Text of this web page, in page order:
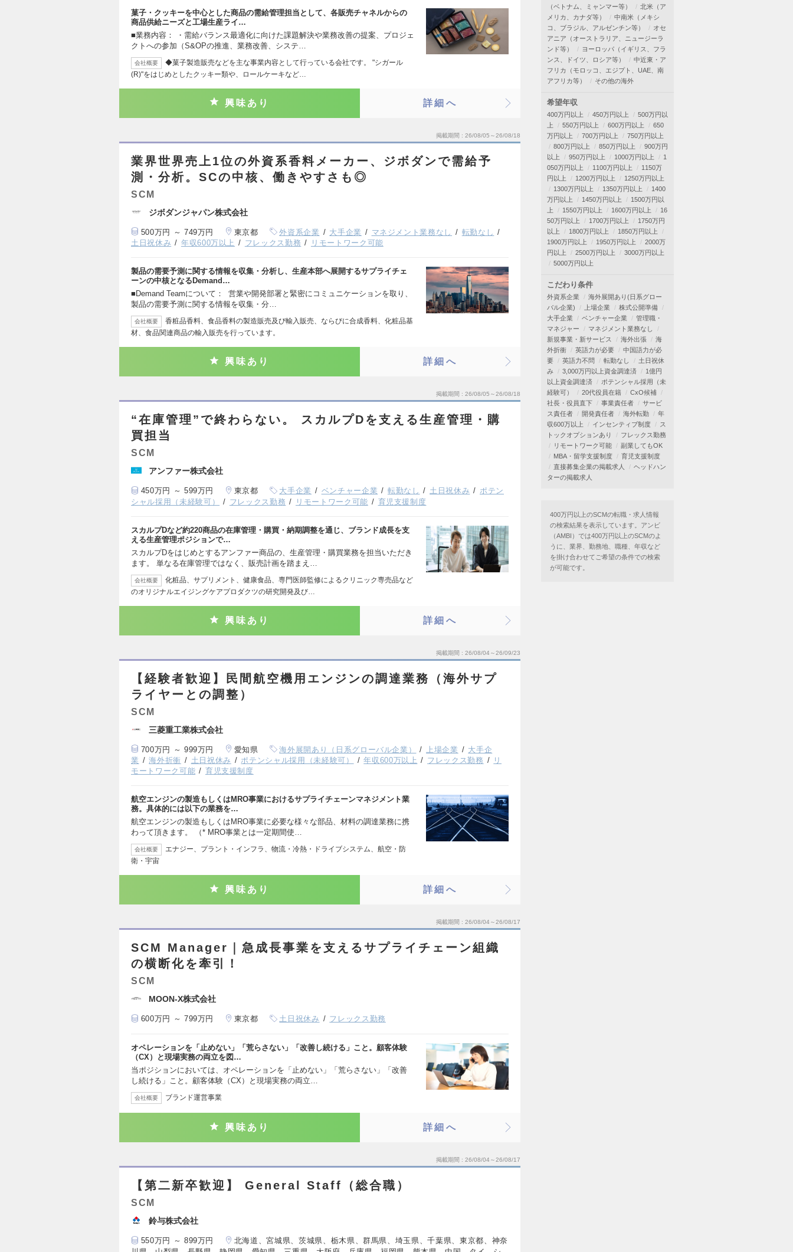
菓子・クッキーを中心とした商品の需給管理担当として、各販売チャネルからの
商品供給ニーズと工場生産ライ…
■業務内容： ・需給バランス最適化に向けた課題解決や業務改善の提案、プロジェ
クトへの参加（S&OPの推進、業務改善、システ…
会社概要
◆菓子製造販売などを主な事業内容として行っている会社です。 "シガール
(R)"をはじめとしたクッキー類や、ロールケーキなど…
興味あり 詳細へ
掲載期間 26/08/05～26/08/18
業界世界売上1位の外資系香料メーカー、ジボダンで需給予
測・分析。SCの中核、働きやすさも◎
SCM
ジボダンジャパン株式会社
500万円 ～ 749万円 東京都 外資系企業 大手企業 マネジメント業務なし
転勤なし
土日祝休み
年収600万以上 フレックス勤務 リモートワーク可能
製品の需要予測に関する情報を収集・分析し、生産本部へ展開するサプライチェ
ーンの中核となるDemand…
■Demand Teamについて： 営業や開発部署と緊密にコミュニケーションを取り、
製品の需要予測に関する情報を収集・分…
会社概要
香粧品香料、食品香料の製造販売及び輸入販売、ならびに合成香料、化粧品基
材、食品関連商品の輸入販売を行っています。
興味あり 詳細へ
掲載期間 26/08/05～26/08/18
“在庫管理”で終わらない。 スカルプDを支える生産管理・購
買担当
SCM
アンファー株式会社
450万円 ～ 599万円 東京都 大手企業 ベンチャー企業 転勤なし 土日祝休み
ポテン
シャル採用（未経験可）
フレックス勤務 リモートワーク可能 育児支援制度
スカルプDなど約220商品の在庫管理・購買・納期調整を通じ、ブランド成長を支
える生産管理ポジションで…
スカルプDをはじめとするアンファー商品の、生産管理・購買業務を担当いただき
ます。 単なる在庫管理ではなく、販売計画を踏まえ…
会社概要
化粧品、サプリメント、健康食品、専門医師監修によるクリニック専売品など
のオリジナルエイジングケアプロダクツの研究開発及び…
興味あり 詳細へ
掲載期間 26/08/04～26/09/23
【経験者歓迎】民間航空機用エンジンの調達業務（海外サプ
ライヤーとの調整）
SCM
三菱重工業株式会社
700万円 ～ 999万円 愛知県 海外展開あり（日系グローバル企業） 上場企業
大手企
業
海外折衝 土日祝休み ポテンシャル採用（未経験可） 年収600万以上 フレックス勤務
リ
モートワーク可能
育児支援制度
航空エンジンの製造もしくはMRO事業におけるサプライチェーンマネジメント業
務。具体的には以下の業務を…
航空エンジンの製造もしくはMRO事業に必要な様々な部品、材料の調達業務に携
わって頂きます。 （* MRO事業とは一定期間使…
会社概要
エナジー、プラント・インフラ、物流・冷熱・ドライブシステム、航空・防
衛・宇宙
興味あり 詳細へ
掲載期間 26/08/04～26/08/17
SCM Manager｜急成長事業を支えるサプライチェーン組織
の横断化を牽引！
SCM
MOON-X株式会社
600万円 ～ 799万円 東京都 土日祝休み フレックス勤務
オペレーションを「止めない」「荒らさない」「改善し続ける」こと。顧客体験
（CX）と現場実務の両立を図…
当ポジションにおいては、オペレーションを「止めない」「荒らさない」「改善
し続ける」こと。顧客体験（CX）と現場実務の両立…
会社概要 ブランド運営事業
興味あり 詳細へ
掲載期間 26/08/04～26/08/17
【第二新卒歓迎】 General Staff（総合職）
SCM
鈴与株式会社
550万円 ～ 899万円
北海道、宮城県、茨城県、栃木県、群馬県、埼玉県、千葉県、東京都、神奈
（ベトナム、ミャンマー等）
北米（ア
メリカ、カナダ等）
中南米（メキシ
コ、ブラジル、アルゼンチン等）
オセ
アニア（オーストラリア、ニュージーラ
ンド等）
ヨーロッパ（イギリス、フラ
ンス、ドイツ、ロシア等）
中近東・ア
フリカ（モロッコ、エジプト、UAE、南
アフリカ等）
その他の海外
希望年収
400万円以上 450万円以上
500万円以
上
550万円以上 600万円以上
650
万円以上
700万円以上
750万円以上
800万円以上
850万円以上
900万円
以上
950万円以上 1000万円以上
1
050万円以上
1100万円以上
1150万
円以上
1200万円以上
1250万円以上
1300万円以上
1350万円以上
1400
万円以上
1450万円以上
1500万円以
上
1550万円以上 1600万円以上
16
50万円以上
1700万円以上
1750万円
以上
1800万円以上
1850万円以上
1900万円以上
1950万円以上
2000万
円以上
2500万円以上
3000万円以上
5000万円以上
こだわり条件
外資系企業
海外展開あり(日系グロー
バル企業)
上場企業
株式公開準備
大手企業
ベンチャー企業
管理職・
マネジャー
マネジメント業務なし
新規事業・新サービス
海外出張
海
外折衝
英語力が必要
中国語力が必
要
英語力不問 転勤なし
土日祝休
み
3,000万円以上資金調達済
1億円
以上資金調達済
ポテンシャル採用（未
経験可）
20代役員在籍
CxO候補
社長・役員直下
事業責任者
サービ
ス責任者
開発責任者 海外転勤
年
収600万以上
インセンティブ制度
ス
トックオプションあり
フレックス勤務
リモートワーク可能
副業してもOK
MBA・留学支援制度
育児支援制度
直接募集企業の掲載求人
ヘッドハン
ターの掲載求人
400万円以上のSCMの転職・求人情報
の検索結果を表示しています。アンビ
（AMBI）では400万円以上のSCMのよ
うに、業界、勤務地、職種、年収など
を掛け合わせてご希望の条件での検索
が可能です。